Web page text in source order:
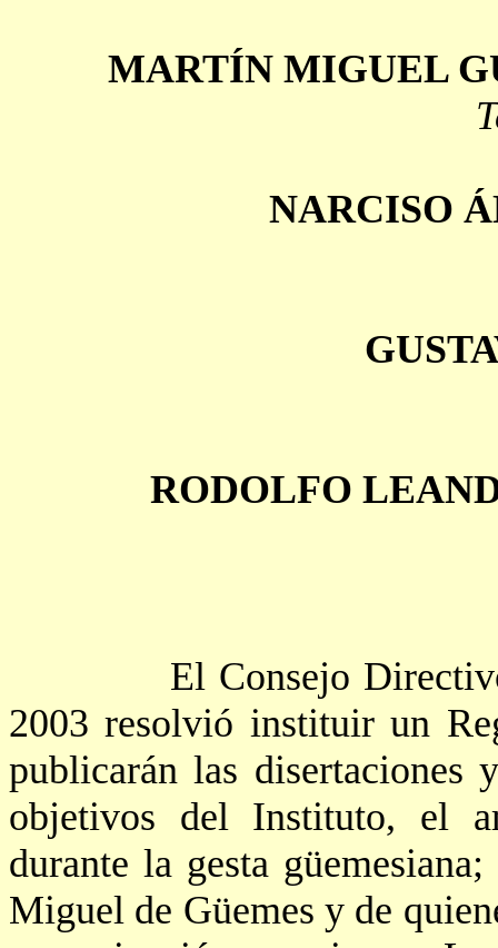
MARTÍN MIGUEL
NARCISO
RODOLFO
El Consejo
2003 resolvió instituir un
publicarán las disertaciones
objetivos del Instituto, el
durante la gesta güemesiana;
Miguel de Güemes y de